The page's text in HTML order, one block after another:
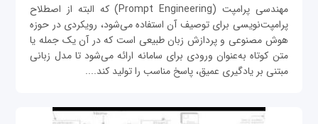
مهندسی پرامپت (Prompt Engineering) که البته از اصطلاح
پرامپت‌نویسی برای توصیف آن استفاده می‌شود، رویکردی در حوزه
هوش مصنوعی و پردازش زبان طبیعی است که در آن یک جمله یا
متن کوتاه به‌عنوان ورودی برای سامانه ارائه می‌شود تا مدل زبانی
مبتنی بر یادگیری عمیق، پاسخ مناسب را تولید کند....